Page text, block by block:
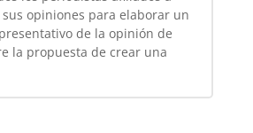
opiniones para elaborar un
de la opinión de
la propuesta de crear una